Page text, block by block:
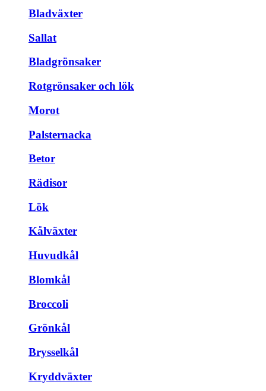
Bladväxter
Sallat
Bladgrönsaker
Rotgrönsaker och lök
Morot
Palsternacka
Betor
Rädisor
Lök
Kålväxter
Huvudkål
Blomkål
Broccoli
Grönkål
Brysselkål
Kryddväxter